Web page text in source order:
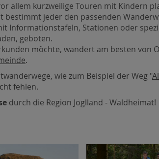
allem kurzweilige Touren mit Kindern
jeder den passenden
Informationstafeln, Stationen oder
geboten.
möchte, wandert am besten von
.
wie zum Beispiel der Weg "
fehlen.
durch die Region Joglland - Waldheimat!